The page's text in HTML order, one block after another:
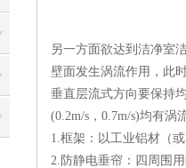
另一方面欲达到洁净室
壁面发生涡流作用，此
垂直层流式方向要保持
(0.2m/s，0.7m/s)均有涡
1.框架：以工业铝材（
2.防静电垂帘：四周围